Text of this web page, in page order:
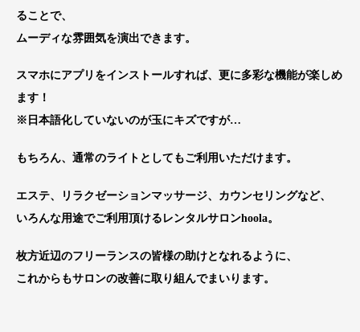
ることで、
ムーディな雰囲気を演出できます。
スマホにアプリをインストールすれば、更に多彩な機能が楽しめ
ます！
※日本語化していないのが玉にキズですが…
もちろん、通常のライトとしてもご利用いただけます。
エステ、リラクゼーションマッサージ、カウンセリングなど、
いろんな用途でご利用頂けるレンタルサロンhoola。
枚方近辺のフリーランスの皆様の助けとなれるように、
これからもサロンの改善に取り組んでまいります。